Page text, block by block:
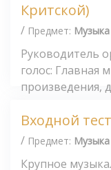
Критской)
/ Предмет: Музыка
Руководитель
голос: Главная
произведения,
Входной
/ Предмет: Музыка
Крупное